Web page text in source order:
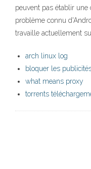
peuvent pas établir une
problème connu
travaille actuellement
arch linux log
bloquer les
what means proxy
torrents